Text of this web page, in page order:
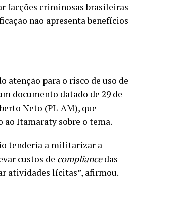
facções criminosas brasileiras
não apresenta benefícios
para o risco de uso de
documento datado de 29 de
Neto (PL-AM), que
Itamaraty sobre o tema.
tenderia a militarizar a
custos de compliancedas
atividades lícitas”, afirmou.